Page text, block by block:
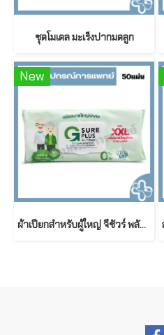
ชุดโมเดล มะเร็งปากมดลูก
New
ผ้าเปียกสำหรับผู้ใหญ่ จีชัวร์ พลัส สูตรอ่อนโยนพิเศษ ขนาดใหญ่พิเศษ G sure Plus Adult Wet Wipes (50 ชิ้น/ห่อ)